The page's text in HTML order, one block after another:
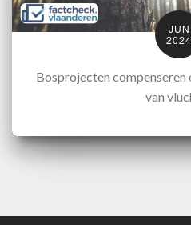
JUN
2024
Bosprojecten
van